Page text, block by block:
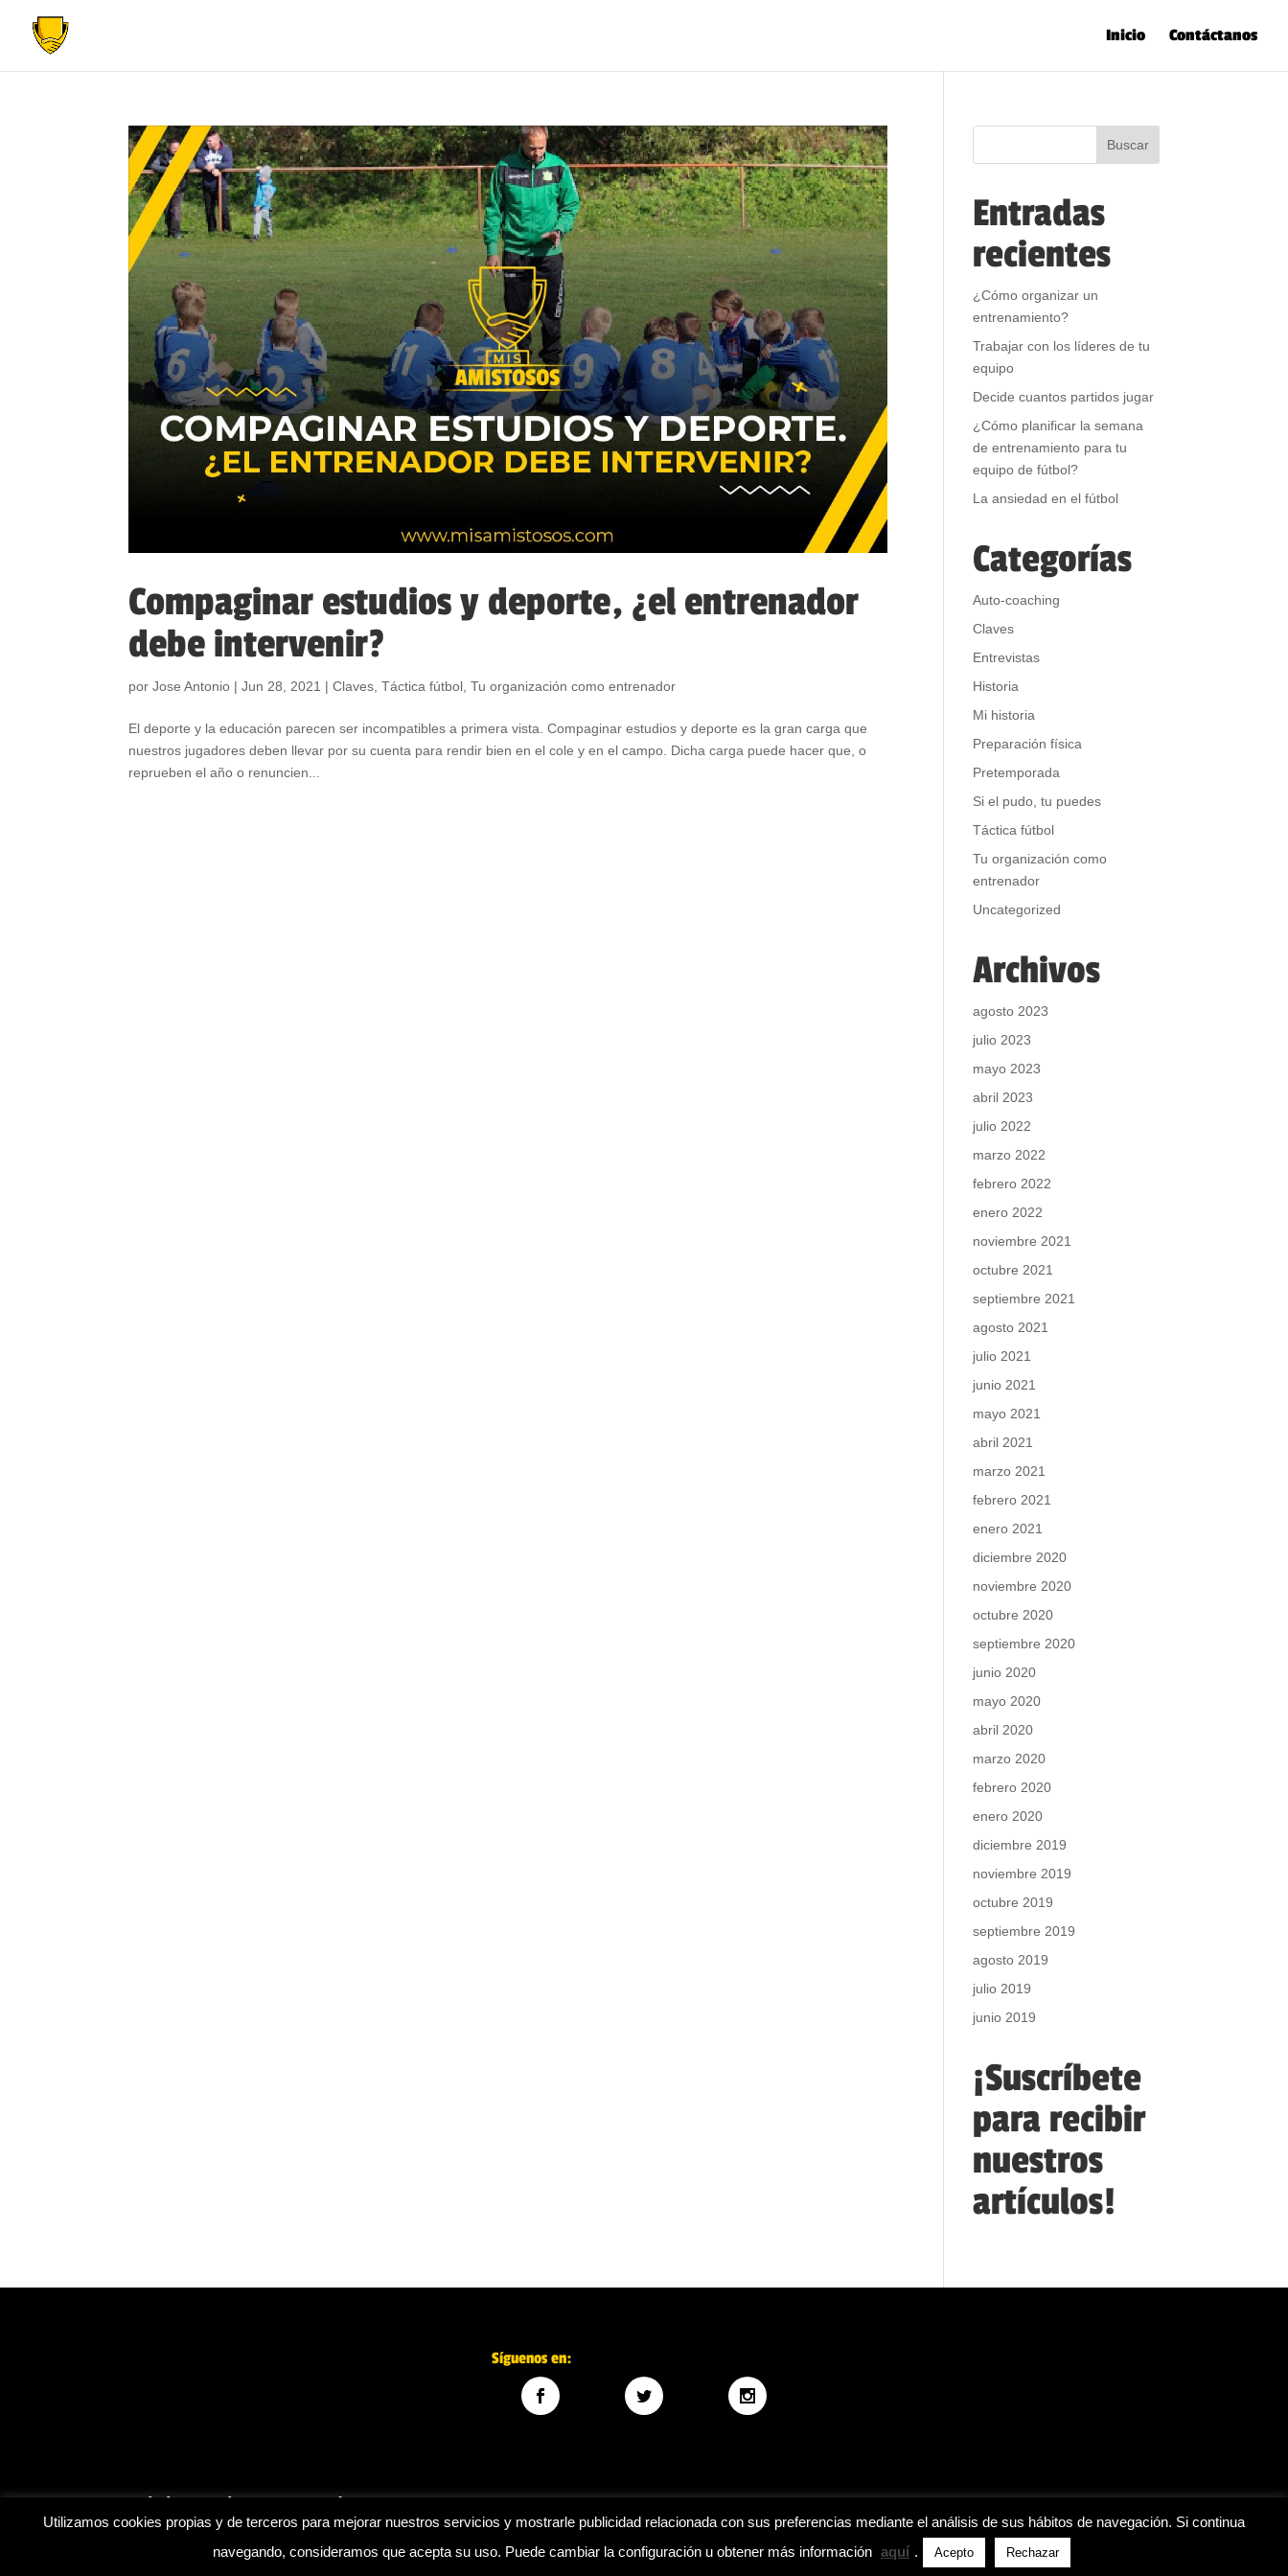
Inicio Contáctanos
Compaginar estudios y deporte, ¿el entrenador
debe intervenir?
porJose Antonio |Jun 28, 2021 |Claves,Táctica fútbol,Tu organización como entrenador
El deporte y la educación parecen ser incompatibles a primera vista. Compaginar estudios y deporte es la gran carga que
nuestros jugadores deben llevar por su cuenta para rendir bien en el cole y en el campo. Dicha carga puede hacer que, o
reprueben el año o renuncien...
Entradas
recientes
¿Cómo organizar un
entrenamiento?
Trabajar con los líderes de tu
equipo
Decide cuantos partidos jugar
¿Cómo planificar la semana
de entrenamiento para tu
equipo de fútbol?
La ansiedad en el fútbol
Categorías
Auto-coaching
Claves
Entrevistas
Historia
Mi historia
Preparación física
Pretemporada
Si el pudo, tu puedes
Táctica fútbol
Tu organización como
entrenador
Uncategorized
Archivos
agosto 2023
julio 2023
mayo 2023
abril 2023
julio 2022
marzo 2022
febrero 2022
enero 2022
noviembre 2021
octubre 2021
septiembre 2021
agosto 2021
julio 2021
junio 2021
mayo 2021
abril 2021
marzo 2021
febrero 2021
enero 2021
diciembre 2020
noviembre 2020
octubre 2020
septiembre 2020
junio 2020
mayo 2020
abril 2020
marzo 2020
febrero 2020
enero 2020
diciembre 2019
noviembre 2019
octubre 2019
septiembre 2019
agosto 2019
julio 2019
junio 2019
¡Suscríbete
para recibir
nuestros
artículos!
Síguenos en:
Inicio Blog Contáctanos
© Mis Amistosos. | Desarrollado porsoyfranklinr|Aviso Legal|Política de privacidad|Política de cookies
Utilizamos cookies propias y de terceros para mejorar nuestros servicios y mostrarle publicidad relacionada con sus preferencias mediante el análisis de sus hábitos de navegación. Si continua
navegando, consideramos que acepta su uso. Puede cambiar la configuración u obtener más información aquí . Acepto Rechazar